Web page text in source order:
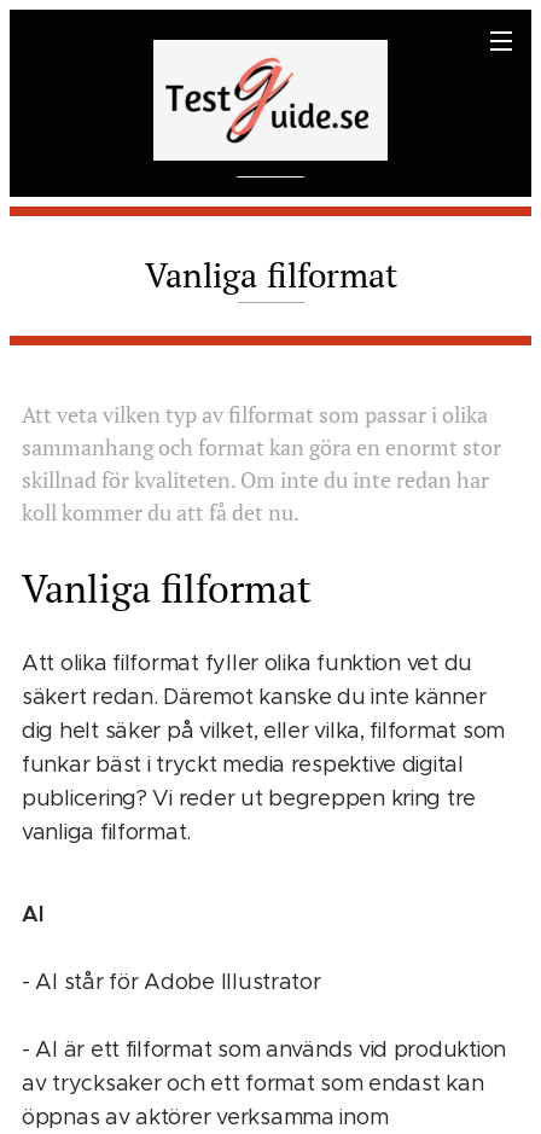
Vanliga filformat
Att veta vilken typ av filformat som passar i olika
sammanhang och format kan göra en enormt stor
skillnad för kvaliteten. Om inte du inte redan har
koll kommer du att få det nu.
Vanliga filformat
Att olika filformat fyller olika funktion vet du
säkert redan. Däremot kanske du inte känner
dig helt säker på vilket, eller vilka, filformat som
funkar bäst i tryckt media respektive digital
publicering? Vi reder ut begreppen kring tre
vanliga filformat.
AI
- AI står för Adobe Illustrator
- AI är ett filformat som används vid produktion
av trycksaker och ett format som endast kan
öppnas av aktörer verksamma inom